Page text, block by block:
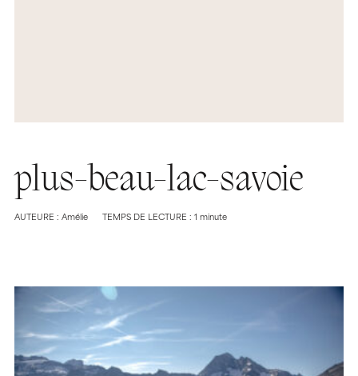
plus-beau-lac-savoie
AUTEURE : Amélie TEMPS DE LECTURE : 1 minute